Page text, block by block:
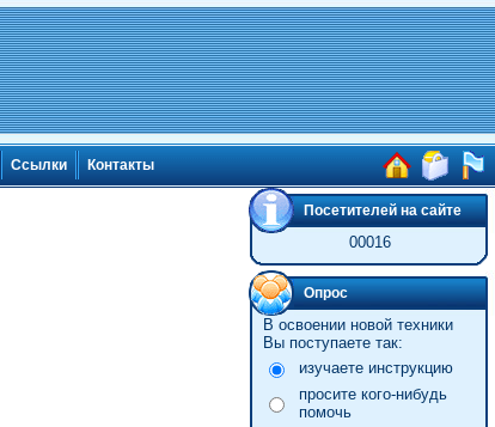
Ссылки Контакты
Посетителей на сайте
00016
Опрос
В освоении новой техники
Вы поступаете так:
изучаете инструкцию
просите кого-нибудь
помочь